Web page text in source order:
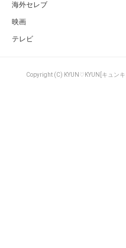
海外セレブ
映画
テレビ
Copyright (C) KYUN♡KYUN[キュン